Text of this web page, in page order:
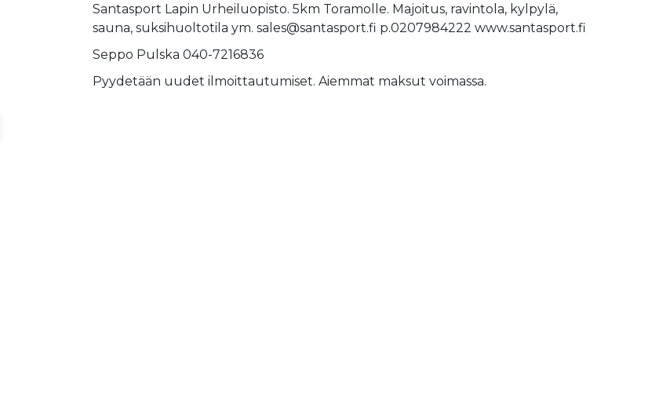
Santasport Lapin Urheiluopisto. 5km Toramolle. Majoitus, ravintola, kylpylä,
sauna, suksihuoltotila ym. sales@santasport.fi p.0207984222 www.santasport.fi
Seppo Pulska 040-7216836
Pyydetään uudet ilmoittautumiset. Aiemmat maksut voimassa.